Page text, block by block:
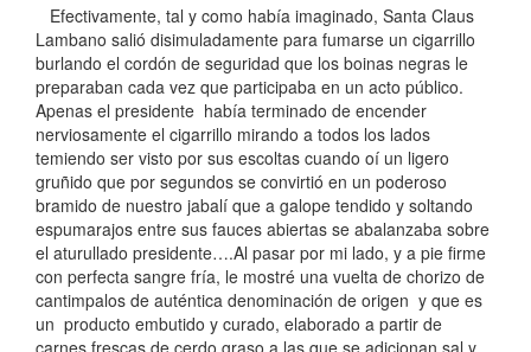
Efectivamente, tal y como había imaginado, Santa Claus
Lambano salió disimuladamente para fumarse un cigarrillo
burlando el cordón de seguridad que los boinas negras le
preparaban cada vez que participaba en un acto público.
Apenas el presidente había terminado de encender
nerviosamente el cigarrillo mirando a todos los lados
temiendo ser visto por sus escoltas cuando oí un ligero
gruñido que por segundos se convirtió en un poderoso
bramido de nuestro jabalí que a galope tendido y soltando
espumarajos entre sus fauces abiertas se abalanzaba sobre
el aturullado presidente….Al pasar por mi lado, y a pie firme
con perfecta sangre fría, le mostré una vuelta de chorizo de
cantimpalos de auténtica denominación de origen y que es
un producto embutido y curado, elaborado a partir de